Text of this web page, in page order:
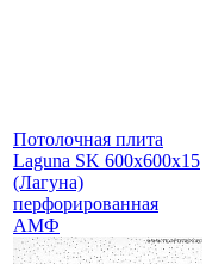
Потолочная плита
Laguna SK 600x600x15
(Лагуна)
перфорированная
АМФ